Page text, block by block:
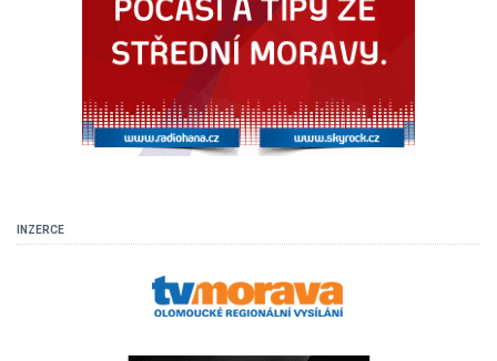
INZERCE